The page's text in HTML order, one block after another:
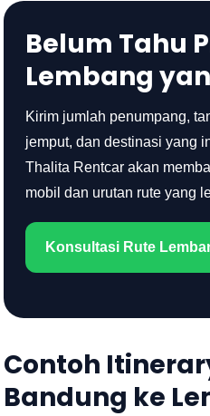
Belum Tahu
Lembang
Kirim jumlah penumpang,
jemput, dan destinasi yang
Thalita Rentcar akan
mobil dan urutan rute yang
Konsultasi Rute
Contoh
Bandung ke